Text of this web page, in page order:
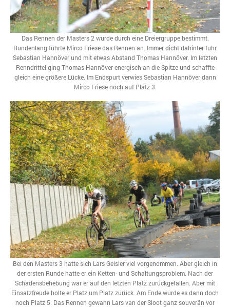
Das Rennen der Masters 2 wurde durch eine Dreiergruppe bestimmt.
Rundenlang führte Mirco Friese das Rennen an. Immer dicht dahinter fuhr
Sebastian Hannöver und mit etwas Abstand Thomas Hannöver. Im letzten
Renndrittel ging Thomas Hannöver energisch an die Spitze und schaffte
gleich eine größere Lücke. Im Endspurt verwies Sebastian Hannöver dann
Mirco Friese noch auf Platz 3.
Bei den Masters 3 hatte sich Lars Geisler viel vorgenommen. Aber gleich in
der ersten Runde hatte er ein Ketten- und Schaltungsproblem. Nach der
Schadensbehebung war er auf den letzten Platz zurückgefallen. Aber mit
Einsatzfreude holte er Platz um Platz zurück. Am Ende wurde es dann doch
noch Platz 5. Das Rennen gewann Lars van der Sloot ganz souverän vor